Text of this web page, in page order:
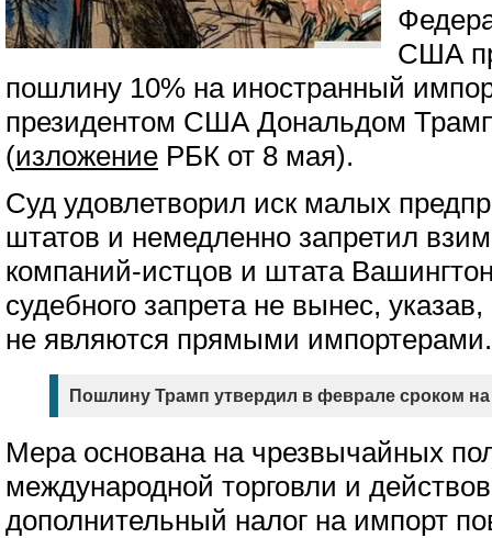
США
пошлину 10% на иностранный
президентом США Дональдом
(изложение РБК от 8 мая).
Суд удовлетворил иск малых
штатов и немедленно запретил
компаний-истцов и штата
судебного запрета не вынес,
не являются прямыми импортерами.
Пошлину Трамп утвердил в феврале сроком на
Мера основана на чрезвычайных
международной торговли и
дополнительный налог на импорт